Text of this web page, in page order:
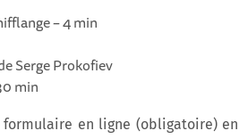
– 4 min
Serge Prokofiev
min
en ligne (obligatoire) en